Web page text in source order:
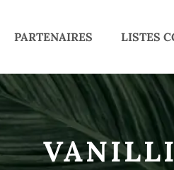
PARTENAIRES LISTES